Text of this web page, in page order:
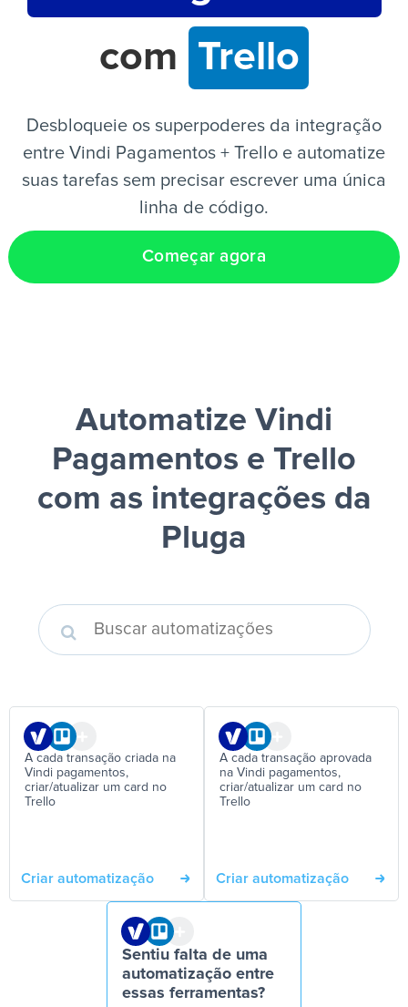
PT
com Trello
Desbloqueie os superpoderes da integração
entre Vindi Pagamentos + Trello e automatize
suas tarefas sem precisar escrever uma única
linha de código.
Começar agora
Automatize Vindi
Pagamentos e Trello
com as integrações da
Pluga
A cada transação criada na
Vindi pagamentos,
criar/atualizar um card no
Trello
Criar automatização
A cada transação aprovada
na Vindi pagamentos,
criar/atualizar um card no
Trello
Criar automatização
Sentiu falta de uma
automatização entre
essas ferramentas?